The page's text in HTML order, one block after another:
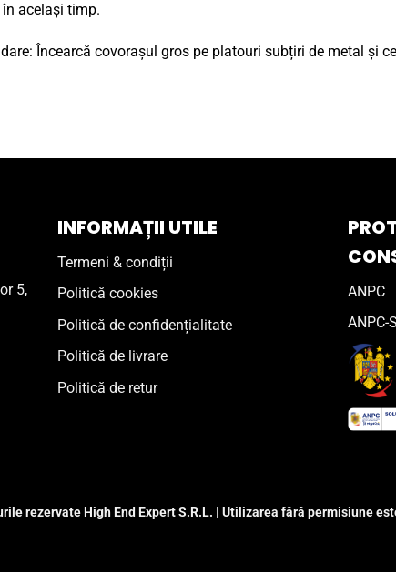
același timp.
Încearcă covorașul gros pe platouri subțiri de metal și
5,
INFORMAȚII UTILE
Termeni & condiții
Politică cookies
Politică de confidențialitate
Politică de livrare
Politică de retur
ANPC
ANPC-
rezervate High End Expert S.R.L. | Utilizarea fără permisiune